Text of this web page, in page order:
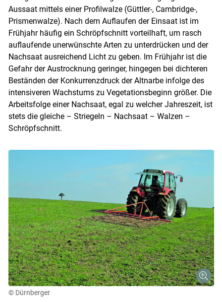
Aussaat mittels einer Profilwalze (Güttler-, Cambridge-,
Prismenwalze). Nach dem Auflaufen der Einsaat ist im
Frühjahr häufig ein Schröpfschnitt vorteilhaft, um rasch
auflaufende unerwünschte Arten zu unterdrücken und der
Nachsaat ausreichend Licht zu geben. Im Frühjahr ist die
Gefahr der Austrocknung geringer, hingegen bei dichteren
Beständen der Konkurrenzdruck der Altnarbe infolge des
intensiveren Wachstums zu Vegetationsbeginn größer. Die
Arbeitsfolge einer Nachsaat, egal zu welcher Jahreszeit, ist
stets die gleiche – Striegeln – Nachsaat – Walzen –
Schröpfschnitt.
© Dürnberger